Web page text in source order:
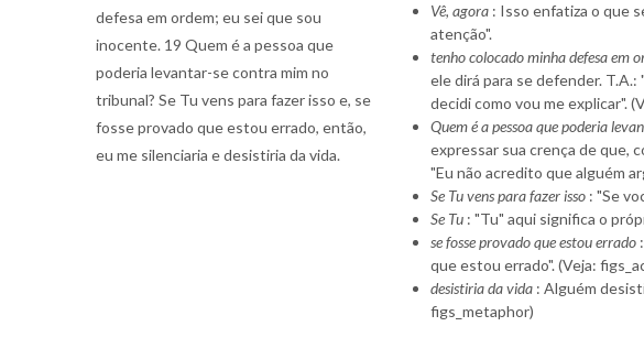
defesa em ordem; eu sei que sou
inocente. 19 Quem é a pessoa que
poderia levantar-se contra mim no
tribunal? Se Tu vens para fazer isso e, se
fosse provado que estou errado, então,
eu me silenciaria e desistiria da vida.
Vê, agora : Isso enfatiza o que
atenção".
tenho colocado minha defesa em
ele dirá para se defender.
decidi como vou me explicar".
Quem é a pessoa que poderia
expressar sua crença de que,
"Eu não acredito que alguém
Se Tu vens para fazer isso : "Se
Se Tu : "Tu" aqui significa o
se fosse provado que estou errado
que estou errado". (Veja:
desistiria da vida : Alguém
figs_metaphor)